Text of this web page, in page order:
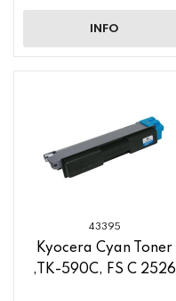
INFO
43395
Kyocera Cyan Toner
,TK-590C, FS C 2526